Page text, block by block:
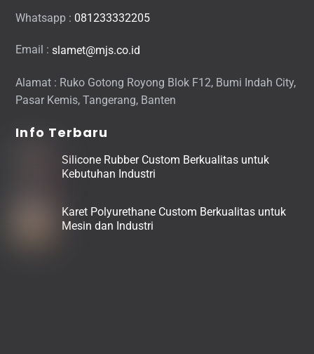
Whatsapp : 081233332205
Email :slamet@mjs.co.id
Alamat : Ruko Gotong Royong Blok F12, Bumi Indah City,
Pasar Kemis, Tangerang, Banten
Info Terbaru
Silicone Rubber Custom Berkualitas untuk
Kebutuhan Industri
Karet Polyurethane Custom Berkualitas untuk
Mesin dan Industri